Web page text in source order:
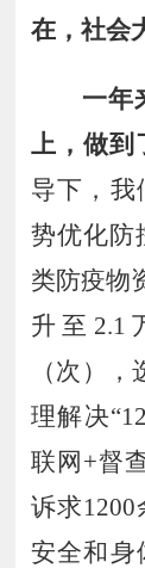
在 ，社会
一年
上 ，做到
导下，我
势优化防
类防疫物
升至 2.1
（次），
理解决“
联网+督
诉求1200
安全和身